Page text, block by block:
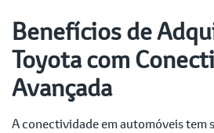
Benefícios de
Toyota com
Avançada
A conectividade em automóveis tem